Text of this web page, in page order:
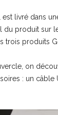
est livré dans
du produit sur
trois produits
on
: un câble